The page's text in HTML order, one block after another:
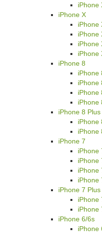
iPhone
iPhone X
iPhone
iPhone
iPhone
iPhone
iPhone 8
iPhone
iPhone
iPhone
iPhone
iPhone 8 Plus
iPhone
iPhone
iPhone 7
iPhone
iPhone
iPhone
iPhone
iPhone 7 Plus
iPhone
iPhone
iPhone 6/6s
iPhone